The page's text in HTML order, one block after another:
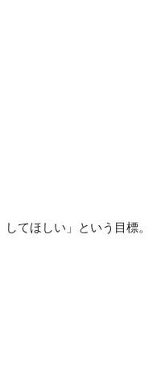
てほしい」という目標。